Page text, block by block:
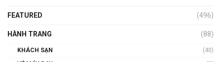
FEATURED (496)
HÀNH TRANG (88)
KHÁCH SẠN
(40)